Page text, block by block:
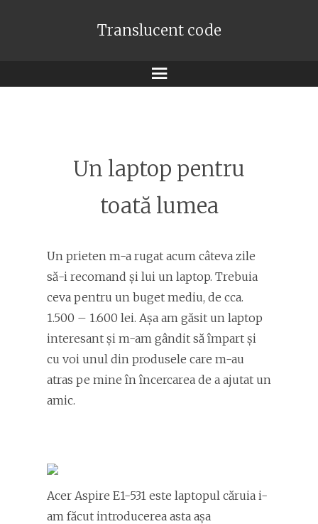
Translucent code
Meniu
Un laptop pentru
toată lumea
Un prieten m-a rugat acum câteva zile
să-i recomand şi lui un laptop. Trebuia
ceva pentru un buget mediu, de cca.
1.500 – 1.600 lei. Aşa am găsit un laptop
interesant şi m-am gândit să împart şi
cu voi unul din produsele care m-au
atras pe mine în încercarea de a ajutat un
amic.
Acer Aspire E1-531 este laptopul căruia i-
am făcut introducerea asta aşa